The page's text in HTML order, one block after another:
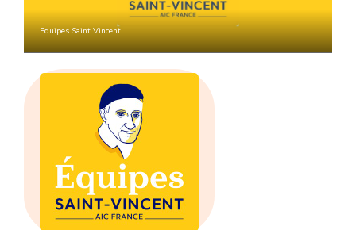
Equipes Saint Vincent